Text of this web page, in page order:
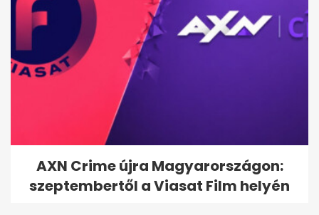
Velencei biennálé: pisis
meztelen néni és
kölcsönbabák,...
AXN Crime újra Magyarországon:
szeptembertől a Viasat Film helyén